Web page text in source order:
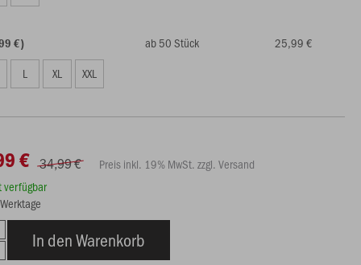
€) ab 50 Stück
25,99 €
L
XL XXL
€ 34,99 €
Preis inkl. 19% MwSt. zzgl. Versand
verfügbar
In den Warenkorb